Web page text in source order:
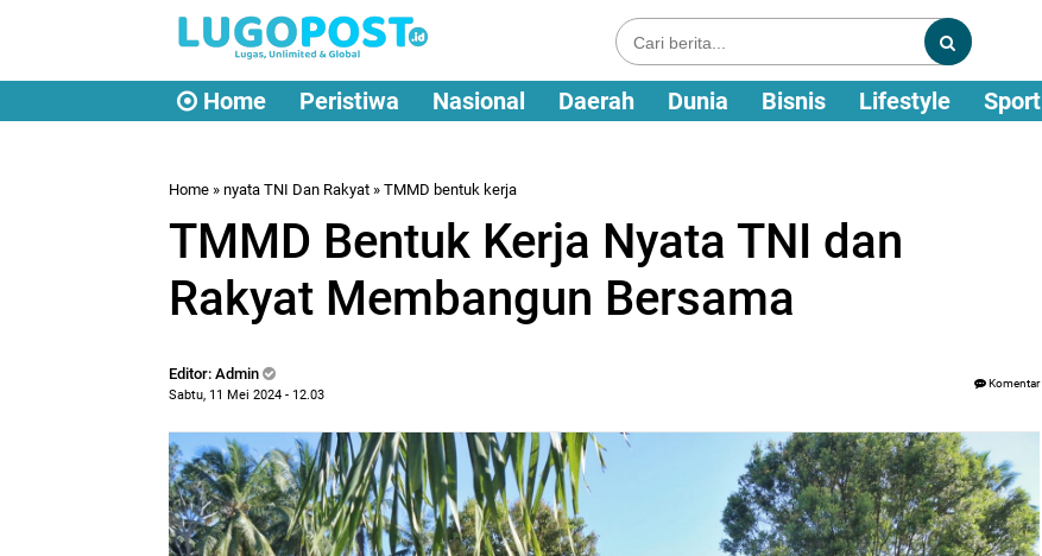
Home Peristiwa Nasional Daerah Dunia Bisnis Lifestyle Sport
Home » nyata TNI Dan Rakyat » TMMD bentuk kerja
TMMD Bentuk Kerja Nyata TNI dan
Rakyat Membangun Bersama
Editor: Admin
Sabtu, 11 Mei 2024 - 12.03
Komentar